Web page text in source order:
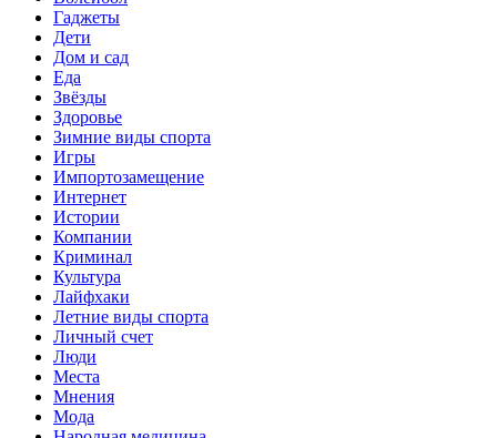
Гаджеты
Дети
Дом и сад
Еда
Звёзды
Здоровье
Зимние виды спорта
Игры
Импортозамещение
Интернет
Истории
Компании
Криминал
Культура
Лайфхаки
Летние виды спорта
Личный счет
Люди
Места
Мнения
Мода